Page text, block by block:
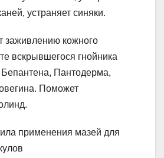
устраняет синяки.
заживлению кожного
вскрывшегося гнойника
Бепантена, Пантодерма,
Поможет